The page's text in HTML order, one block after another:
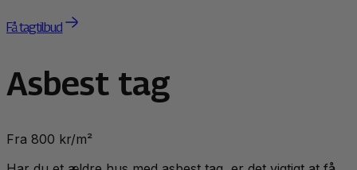
Få tagtilbud
Asbest tag
Fra 800 kr/m²